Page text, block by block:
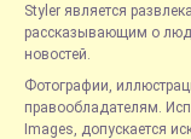
Styler является
рассказывающим о
новостей.
Фотографии,
правообладателям.
Images, допускается